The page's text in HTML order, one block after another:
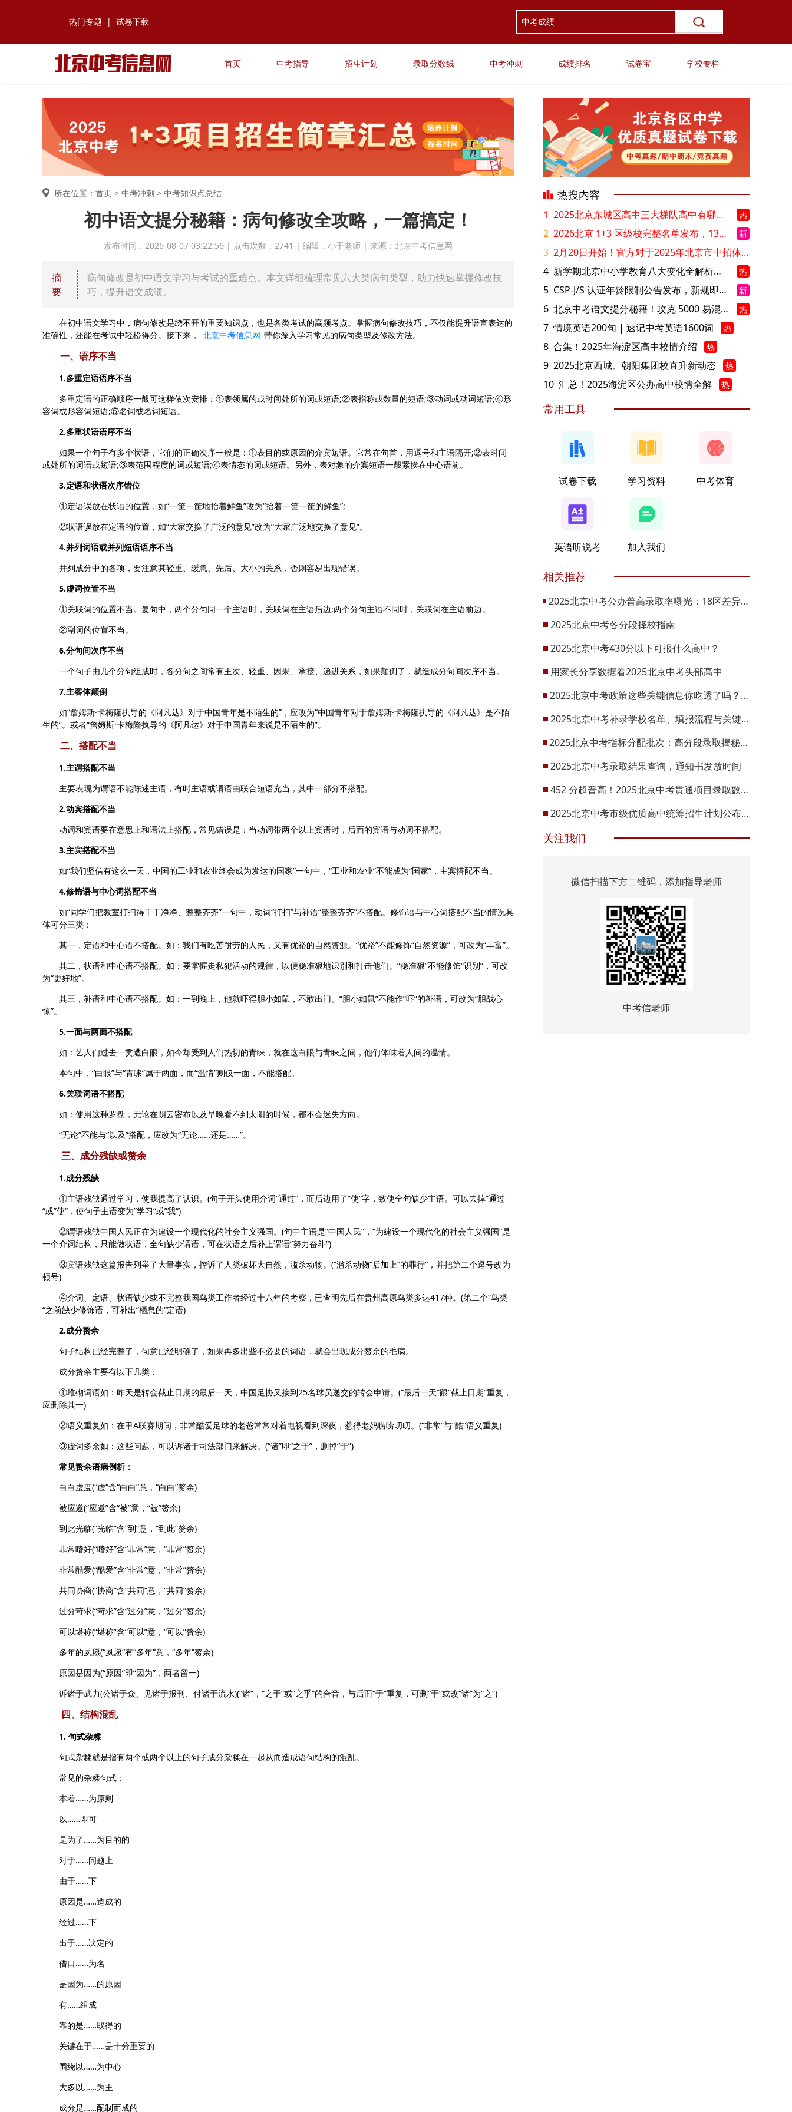
热门专题 | 试卷下载
首页 中考指导 招生计划 录取分数线 中考冲刺 成绩排名 试卷宝 学校专栏
所在位置：首页 > 中考冲刺 > 中考知识点总结
初中语文提分秘籍：病句修改全攻略，一篇搞定！
发布时间：2026-08-07 03:22:56 | 点击次数：2741 | 编辑：小于老师 | 来源：北京中考信息网
摘
要
病句修改是初中语文学习与考试的重难点。本文详细梳理常见六大类病句类型，助力快速掌握修改技
巧，提升语文成绩。
在初中语文学习中，病句修改是绕不开的重要知识点，也是各类考试的高频考点。掌握病句修改技巧，不仅能提升语言表达的
准确性，还能在考试中轻松得分。接下来，
北京中考信息网 带你深入学习常见的病句类型及修改方法。
一、语序不当
1.多重定语语序不当
多重定语的正确顺序一般可这样依次安排：①表领属的或时间处所的词或短语;②表指称或数量的短语;③动词或动词短语;④形
容词或形容词短语;⑤名词或名词短语。
2.多重状语语序不当
如果一个句子有多个状语，它们的正确次序一般是：①表目的或原因的介宾短语。它常在句首，用逗号和主语隔开;②表时间
或处所的词语或短语;③表范围程度的词或短语;④表情态的词或短语。另外，表对象的介宾短语一般紧挨在中心语前。
3.定语和状语次序错位
①定语误放在状语的位置，如“一筐一筐地抬着鲜鱼”改为“抬着一筐一筐的鲜鱼”;
②状语误放在定语的位置，如“大家交换了广泛的意见”改为“大家广泛地交换了意见”。
4.并列词语或并列短语语序不当
并列成分中的各项，要注意其轻重、缓急、先后、大小的关系，否则容易出现错误。
5.虚词位置不当
①关联词的位置不当。复句中，两个分句同一个主语时，关联词在主语后边;两个分句主语不同时，关联词在主语前边。
②副词的位置不当。
6.分句间次序不当
一个句子由几个分句组成时，各分句之间常有主次、轻重、因果、承接、递进关系，如果颠倒了，就造成分句间次序不当。
7.主客体颠倒
如“詹姆斯·卡梅隆执导的《阿凡达》对于中国青年是不陌生的”，应改为“中国青年对于詹姆斯·卡梅隆执导的《阿凡达》是不陌
生的”。或者“詹姆斯·卡梅隆执导的《阿凡达》对于中国青年来说是不陌生的”。
二、搭配不当
1.主谓搭配不当
主要表现为谓语不能陈述主语，有时主语或谓语由联合短语充当，其中一部分不搭配。
2.动宾搭配不当
动词和宾语要在意思上和语法上搭配，常见错误是：当动词带两个以上宾语时，后面的宾语与动词不搭配。
3.主宾搭配不当
如“我们坚信有这么一天，中国的工业和农业终会成为发达的国家”一句中，“工业和农业”不能成为“国家”，主宾搭配不当。
4.修饰语与中心词搭配不当
如“同学们把教室打扫得干干净净、整整齐齐”一句中，动词“打扫”与补语“整整齐齐”不搭配。修饰语与中心词搭配不当的情况具
体可分三类：
其一，定语和中心语不搭配。如：我们有吃苦耐劳的人民，又有优裕的自然资源。“优裕”不能修饰“自然资源”，可改为“丰富”。
其二，状语和中心语不搭配。如：要掌握走私犯活动的规律，以便稳准狠地识别和打击他们。“稳准狠”不能修饰“识别”，可改
为“更好地”。
其三，补语和中心语不搭配。如：一到晚上，他就吓得胆小如鼠，不敢出门。“胆小如鼠”不能作“吓”的补语，可改为“胆战心
惊”。
5.一面与两面不搭配
如：艺人们过去一贯遭白眼，如今却受到人们热切的青睐，就在这白眼与青睐之间，他们体味着人间的温情。
本句中，“白眼”与“青睐”属于两面，而“温情”则仅一面，不能搭配。
6.关联词语不搭配
如：使用这种罗盘，无论在阴云密布以及早晚看不到太阳的时候，都不会迷失方向。
“无论”不能与“以及”搭配，应改为“无论……还是……”。
三、成分残缺或赘余
1.成分残缺
①主语残缺通过学习，使我提高了认识。(句子开头使用介词”通过“，而后边用了”使“字，致使全句缺少主语。可以去掉”通过
“或”使“，使句子主语变为”学习“或”我“)
②谓语残缺中国人民正在为建设一个现代化的社会主义强国。(句中主语是”中国人民“，”为建设一个现代化的社会主义强国“是
一个介词结构，只能做状语，全句缺少谓语，可在状语之后补上谓语”努力奋斗“)
③宾语残缺这篇报告列举了大量事实，控诉了人类破坏大自然，滥杀动物。(”滥杀动物“后加上”的罪行“，并把第二个逗号改为
顿号)
④介词、定语、状语缺少或不完整我国鸟类工作者经过十八年的考察，已查明先后在贵州高原鸟类多达417种。(第二个”鸟类
“之前缺少修饰语，可补出”栖息的“定语)
2.成分赘余
句子结构已经完整了，句意已经明确了，如果再多出些不必要的词语，就会出现成分赘余的毛病。
成分赘余主要有以下几类：
①堆砌词语如：昨天是转会截止日期的最后一天，中国足协又接到25名球员递交的转会申请。(“最后一天”跟“截止日期”重复，
应删除其一)
②语义重复如：在甲A联赛期间，非常酷爱足球的老爸常常对着电视看到深夜，惹得老妈唠唠叨叨。(“非常”与“酷”语义重复)
③虚词多余如：这些问题，可以诉诸于司法部门来解决。(“诸”即“之于”，删掉“于”)
常见赘余语病例析：
白白虚度(“虚”含“白白”意，“白白”赘余)
被应邀(“应邀”含“被”意，“被”赘余)
到此光临(“光临”含“到”意，“到此”赘余)
非常嗜好(“嗜好”含“非常”意，“非常”赘余)
非常酷爱(“酷爱”含“非常”意，“非常”赘余)
共同协商(“协商”含“共同”意，“共同”赘余)
过分苛求(“苛求”含“过分”意，“过分”赘余)
可以堪称(“堪称”含“可以”意，“可以”赘余)
多年的夙愿(“夙愿”有“多年”意，“多年”赘余)
原因是因为(“原因”即“因为”，两者留一)
诉诸于武力(公诸于众、见诸于报刊、付诸于流水)(“诸”，“之于”或“之乎”的合音，与后面“于”重复，可删“于”或改“诸”为“之”)
四、结构混乱
1. 句式杂糅
句式杂糅就是指有两个或两个以上的句子成分杂糅在一起从而造成语句结构的混乱。
常见的杂糅句式：
本着……为原则
以……即可
是为了……为目的的
对于……问题上
由于……下
原因是……造成的
经过……下
出于……决定的
借口……为名
是因为……的原因
有……组成
靠的是……取得的
关键在于……是十分重要的
围绕以……为中心
大多以……为主
成分是……配制而成的
热搜内容
1 2025北京东城区高中三大梯队高中有哪些？录取分数线是多少？ 热
2 2026北京 1+3 区级校完整名单发布，13549 个名额该如何规划报考？ 新
3
2月20日开始！官方对于2025年北京市中招体检问题解答！
4
新学期北京中小学教育八大变化全解析：学位、政策、教学等方面迎新变革 热
5 CSP-J/S 认证年龄限制公告发布，新规即日起实施！ 新
6 北京中考语文提分秘籍！攻克 5000 易混易错字 热
7 情境英语200句 | 速记中考英语1600词 热
8 合集！2025年海淀区高中校情介绍 热
9 2025北京西城、朝阳集团校直升新动态 热
10 汇总！2025海淀区公办高中校情全解 热
常用工具
试卷下载 学习资料 中考体育
英语听说考 加入我们
相关推荐
2025北京中考公办普高录取率曝光：18区差异悬殊！2026升学机会将增1.48万
2025北京中考各分段择校指南
2025北京中考430分以下可报什么高中？
用家长分享数据看2025北京中考头部高中
2025北京中考政策这些关键信息你吃透了吗？2026可参考
2025北京中考补录学校名单、填报流程与关键节点
2025北京中考指标分配批次：高分段录取揭秘，校排成关键
2025北京中考录取结果查询，通知书发放时间
452 分超普高！2025北京中考贯通项目录取数据
2025北京中考市级优质高中统筹招生计划公布！
关注我们
微信扫描下方二维码，添加指导老师
中考信老师